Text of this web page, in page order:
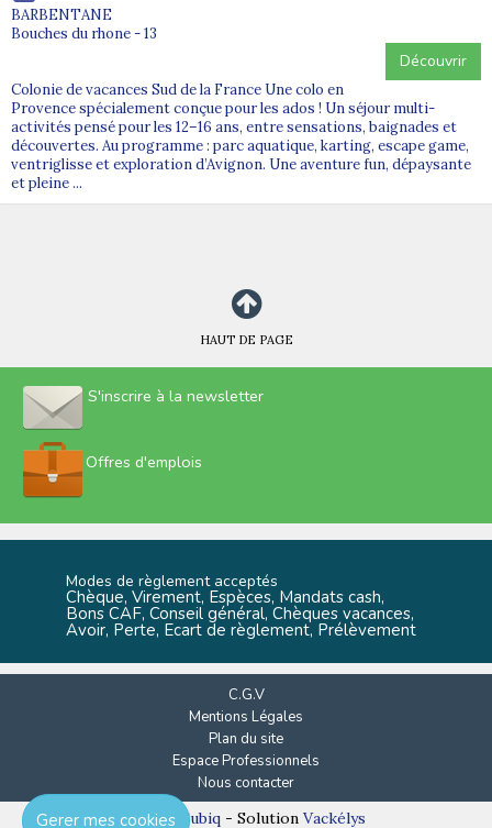
BARBENTANE
Bouches du rhone - 13
Découvrir
Colonie de vacances Sud de la France Une colo en
Provence spécialement conçue pour les ados ! Un séjour multi-
activités pensé pour les 12–16 ans, entre sensations, baignades et
découvertes. Au programme : parc aquatique, karting, escape game,
ventriglisse et exploration d’Avignon. Une aventure fun, dépaysante
et pleine ...
HAUT DE PAGE
S'inscrire à la newsletter
Offres d'emplois
Modes de règlement acceptés
Chèque, Virement, Espèces, Mandats cash,
Bons CAF, Conseil général, Chèques vacances,
Avoir, Perte, Ecart de règlement, Prélèvement
C.G.V
Mentions Légales
Plan du site
Espace Professionnels
Nous contacter
Réalisation
Cubiq- Solution Vackélys
Gerer mes cookies